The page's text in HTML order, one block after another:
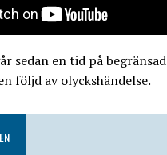
sedan en tid på begränsad
följd av olyckshändelse.